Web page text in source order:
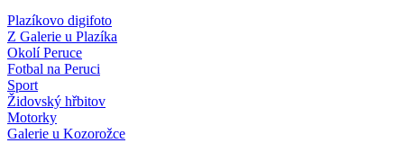
Plazíkovo digifoto
Z Galerie u Plazíka
Okolí Peruce
Fotbal na Peruci
Sport
Židovský hřbitov
Motorky
Galerie u Kozorožce